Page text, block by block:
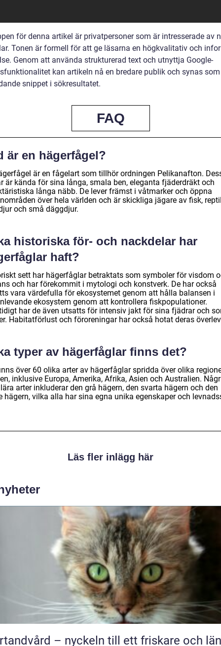
för denna artikel är privatpersoner som är intresserade av
Tonen är formell för att ge läsarna en högkvalitativ och
Genom att använda strukturerad text och utnyttja Google-
kan artikeln nå en bredare publik och synas
snippet i sökresultatet.
FAQ
är en hägerfågel?
är en fågelart som tillhör ordningen Pelikanafton.
är kända för sina långa, smala ben, eleganta fjäderdräkt och
långa näbb. De lever främst i våtmarker och öppna
över hela världen och är skickliga jägare av fisk,
och små däggdjur.
historiska för- och nackdelar har
haft?
sett har hägerfåglar betraktats som symboler för visdom
och har förekommit i mytologi och konstverk. De har också
vara värdefulla för ekosystemet genom att hålla balansen i
ekosystem genom att kontrollera fiskpopulationer.
har de även utsatts för intensiv jakt för sina fjädrar och
Habitatförlust och föroreningar har också hotat deras
typer av hägerfåglar finns det?
över 60 olika arter av hägerfåglar spridda över olika
inklusive Europa, Amerika, Afrika, Asien och Australien.
arter inkluderar den grå hägern, den svarta hägern och den
hägern, vilka alla har sina egna unika egenskaper och
Läs fler inlägg här
– nyckeln till ett friskare och